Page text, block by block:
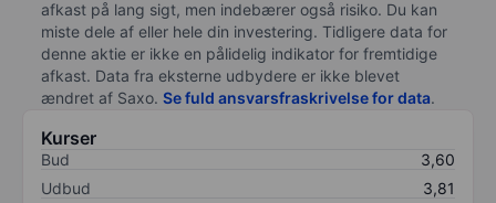
afkast på lang sigt, men indebærer også risiko. Du kan
miste dele af eller hele din investering. Tidligere data for
denne aktie er ikke en pålidelig indikator for fremtidige
afkast. Data fra eksterne udbydere er ikke blevet
ændret af Saxo. Se fuld ansvarsfraskrivelse for data.
Kurser
Bud
3,60
Udbud
3,81